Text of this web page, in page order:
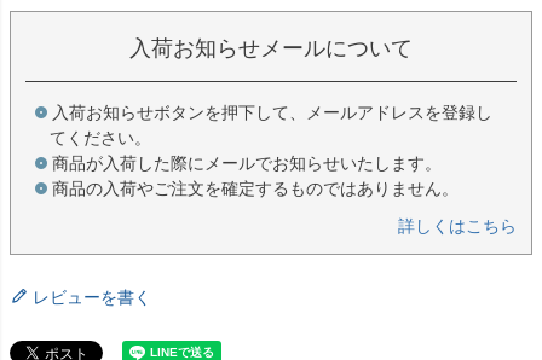
入荷お知らせメールについて
入荷お知らせボタンを押下して、メールアドレスを登録し
てください。
商品が入荷した際にメールでお知らせいたします。
商品の入荷やご注文を確定するものではありません。
詳しくはこちら
レビューを書く